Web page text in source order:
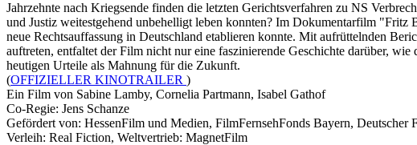
Jahrzehnte nach Kriegsende finden die letzten Gerichtsverfahren zu NS
und Justiz weitestgehend unbehelligt leben konnten? Im Dokumentarfilm
neue Rechtsauffassung in Deutschland etablieren konnte. Mit aufrüttelnden
auftreten, entfaltet der Film nicht nur eine faszinierende Geschichte darüber,
heutigen Urteile als Mahnung für die Zukunft.
(OFFIZIELLER KINOTRAILER )
Ein Film von Sabine Lamby, Cornelia Partmann, Isabel Gathof
Co-Regie: Jens Schanze
Gefördert von: HessenFilm und Medien, FilmFernsehFonds Bayern,
Verleih: Real Fiction, Weltvertrieb: MagnetFilm